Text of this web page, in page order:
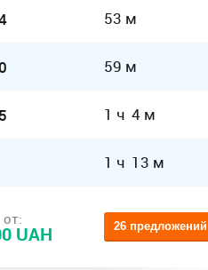
53 м
59 м
1 ч 4 м
1 ч 13 м
UAH 26 предложений